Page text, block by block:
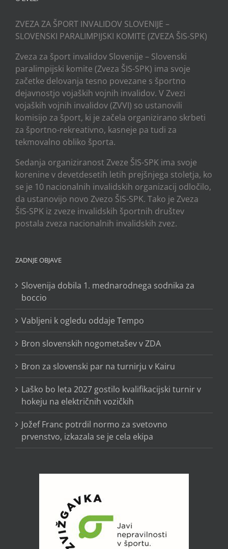
ZVEZA ZA ŠPORT INVALIDOV SLOVENIJE –
SLOVENSKI PARALIMPIJSKI KOMITE (ZVEZA ŠIS-SPK)
Zveza za šport invalidov Slovenije – Slovenski
paralimpijski komite (Zveza ŠIS-SPK) ima svoje
začetke delovanja tesno povezane s športno
dejavnostjo vojaških vojnih invalidov. V Zvezi
vojaških vojnih invalidov (ZVVI) so ustanovili
komisijo za šport, ki je začela organizirano skrbeti
za športno-rekreativno, kasneje pa tudi za
tekmovalno obliko športa.
Sedanja organiziranost Zveze ŠIS-SPK ima svoje
korenine v devetdesetih letih prejšnjega stoletja, ko
se je 10 nacionalnih invalidskih organizacij odločilo,
da ustanovijo novo Zvezo ŠIS-SPK. Tako je Zveza
ŠIS-SPK iz zveze invalidskih športnih društev
postala zveza nacionalnih invalidskih zvez.
ZADNJE OBJAVE
Slovenija dobila 1. mednarodnega sodnika za
boccio
Vabljeni k ogledu oddaje Tempo
Bron slovenskih nogometašev v ZDA
Bron za slovenski par na turnirju v Kairu
Laško bo leta 2027 gostilo kvalifikacijski turnir v
hokeju na električnih vozičkih
Jožef Franc potrdil normo za svetovno
prvenstvo, izkazala se je cela ekipa